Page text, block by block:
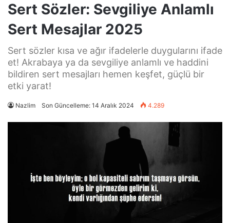
Sert Sözler: Sevgiliye Anlamlı
Sert Mesajlar 2025
Sert sözler kısa ve ağır ifadelerle duygularını ifade
et! Akrabaya ya da sevgiliye anlamlı ve haddini
bildiren sert mesajları hemen keşfet, güçlü bir
etki yarat!
Nazlim Son Güncelleme: 14 Aralık 2024 4.289